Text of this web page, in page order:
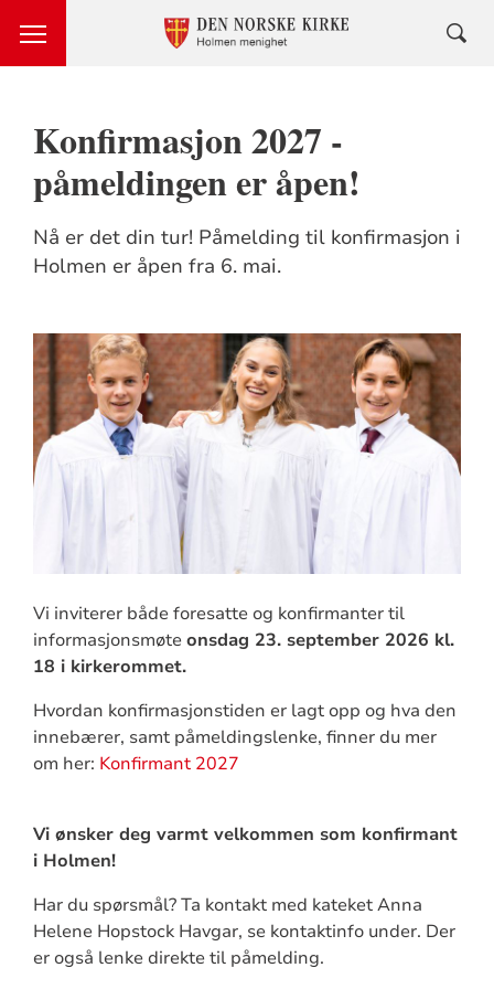
Konfirmasjon 2027 -
påmeldingen er åpen!
Nå er det din tur! Påmelding til konfirmasjon i
Holmen er åpen fra 6. mai.
Vi inviterer både foresatte og konfirmanter til
informasjonsmøteonsdag 23. september 2026 kl.
18 i kirkerommet.
Hvordan konfirmasjonstiden er lagt opp og hva den
innebærer, samt påmeldingslenke, finner du mer
om her: Konfirmant 2027
Vi ønsker deg varmt velkommen som konfirmant
i Holmen!
Har du spørsmål? Ta kontakt med kateket Anna
Helene Hopstock Havgar, se kontaktinfo under. Der
er også lenke direkte til påmelding.